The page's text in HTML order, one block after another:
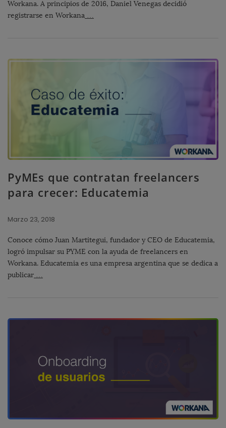
Workana. A principios de 2016, Daniel Venegas decidió
registrarse en Workana …
PyMEs que contratan freelancers
para crecer: Educatemia
Marzo 23, 2018
Conoce cómo Juan Martitegui, fundador y CEO de Educatemia,
logró impulsar su PYME con la ayuda de freelancers en
Workana. Educatemia es una empresa argentina que se dedica a
publicar …